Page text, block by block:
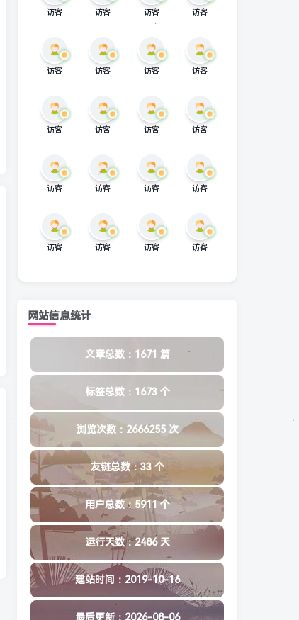
访客 访客 访客 访客
访客 访客 访客 访客
访客 访客 访客 访客
访客 访客 访客 访客
访客 访客 访客 访客
网站信息统计
文章总数：1671 篇
标签总数：1673 个
浏览次数：2666255 次
友链总数：33 个
用户总数：5911 个
运行天数：2486 天
建站时间：2019-10-16
最后更新：2026-08-06